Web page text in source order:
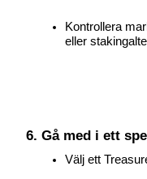
Kontrollera
eller
6. Gå med i ett
Välj ett